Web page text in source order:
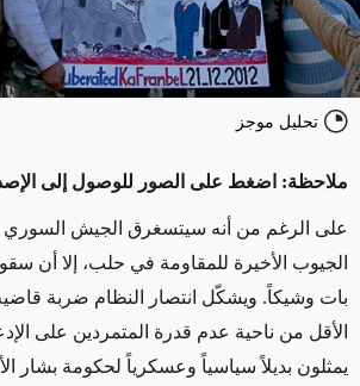
تحليل موجز
ملاحظة: اضغط على الصور للوصول إلى
على الرغم من أنه سيتسغرق الجيش السوري
الجيوب الأخيرة للمقاومة في حلب، إلا أن
بات وشيكاً. ويشكّل انتصار النظام ضربة
الأقل من ناحية عدم قدرة المتمردين على
يمثلون بديلاً سياسياً وعسكرياً لحكومة بشار